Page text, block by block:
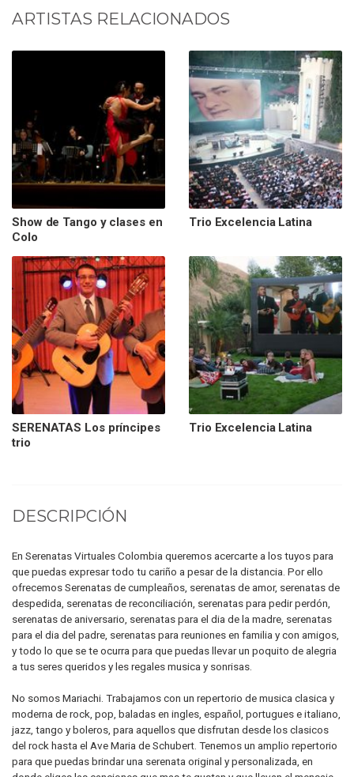
ARTISTAS RELACIONADOS
Show de Tango y clases en
Colo
Trio Excelencia Latina
SERENATAS Los príncipes
trio
Trio Excelencia Latina
DESCRIPCIÓN
En Serenatas Virtuales Colombia queremos acercarte a los tuyos para
que puedas expresar todo tu cariño a pesar de la distancia. Por ello
ofrecemos Serenatas de cumpleaños, serenatas de amor, serenatas de
despedida, serenatas de reconciliación, serenatas para pedir perdón,
serenatas de aniversario, serenatas para el dia de la madre, serenatas
para el dia del padre, serenatas para reuniones en familia y con amigos,
y todo lo que se te ocurra para que puedas llevar un poquito de alegria
a tus seres queridos y les regales musica y sonrisas.
No somos Mariachi. Trabajamos con un repertorio de musica clasica y
moderna de rock, pop, baladas en ingles, español, portugues e italiano,
jazz, tango y boleros, para aquellos que disfrutan desde los clasicos
del rock hasta el Ave Maria de Schubert. Tenemos un amplio repertorio
para que puedas brindar una serenata original y personalizada, en